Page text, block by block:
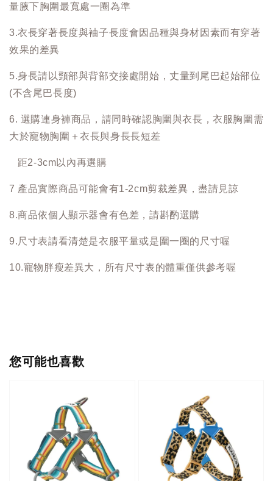
量腋下胸圍最寬處一圈為準
3.衣長穿著長度與袖子長度會因品種與身材因素而有穿著
效果的差異
5.身長請以頸部與背部交接處開始，丈量到尾巴起始部位
(不含尾巴長度)
6. 選購連身褲商品，請同時確認胸圍與衣長，衣服胸圍需
大於寵物胸圍＋衣長與身長長短差
距2-3cm以內再選購
7 產品實際商品可能會有1-2cm剪裁差異，盡請見諒
8.商品依個人顯示器會有色差，請斟酌選購
9.尺寸表請看清楚是衣服平量或是圍一圈的尺寸喔
10.寵物胖瘦差異大，所有尺寸表的體重僅供參考喔
您可能也喜歡